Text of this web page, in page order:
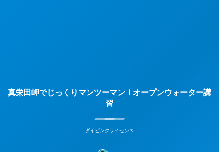
真栄田岬でじっくりマンツーマン！オープンウォーター講
習
ダイビングライセンス